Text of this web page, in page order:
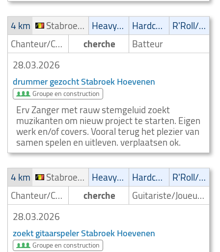
4 km
Stabroek Hoevenen Heavy-Metal Hardcore
R'Roll/Rockabilly
Chanteur/Chanteuse
cherche
Batteur
28.03.2026
drummer gezocht Stabroek Hoevenen
Groupe en construction
Erv Zanger met rauw stemgeluid zoekt
muzikanten om nieuw project te starten. Eigen
werk en/of covers. Vooral terug het plezier van
samen spelen en uitleven. verplaatsen ok.
4 km
Stabroek Hoevenen Heavy-Metal Hardcore
R'Roll/Rockabilly
Chanteur/Chanteuse
cherche
Guitariste/Joueur de guitare
28.03.2026
zoekt gitaarspeler Stabroek Hoevenen
Groupe en construction